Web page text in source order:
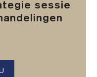
sessie